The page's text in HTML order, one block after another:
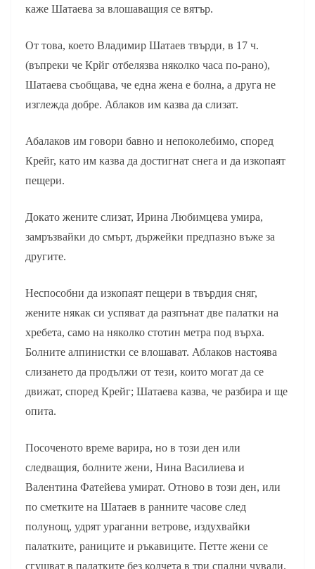
каже Шатаева за влошаващия се вятър.
От това, което Владимир Шатаев твърди, в 17 ч.
(въпреки че Крйг отбелязва няколко часа по-рано),
Шатаева съобщава, че една жена е болна, а друга не
изглежда добре. Аблаков им казва да слизат.
Абалаков им говори бавно и непоколебимо, според
Крейг, като им казва да достигнат снега и да изкопаят
пещери.
Докато жените слизат, Ирина Любимцева умира,
замръзвайки до смърт, държейки предпазно въже за
другите.
Неспособни да изкопаят пещери в твърдия сняг,
жените някак си успяват да разпънат две палатки на
хребета, само на няколко стотин метра под върха.
Болните алпинистки се влошават. Аблаков настоява
слизането да продължи от тези, които могат да се
движат, според Крейг; Шатаева казва, че разбира и ще
опита.
Посоченото време варира, но в този ден или
следващия, болните жени, Нина Василиева и
Валентина Фатейева умират. Отново в този ден, или
по сметките на Шатаев в ранните часове след
полунощ, удрят ураганни ветрове, издухвайки
палатките, раниците и ръкавиците. Петте жени се
сгушват в палатките без колчета в три спални чували.